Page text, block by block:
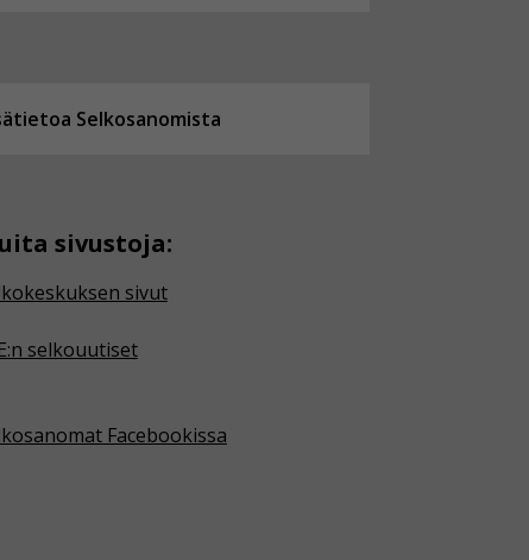
Selkosanomista
sivustoja:
sivut
selkouutiset
Facebookissa